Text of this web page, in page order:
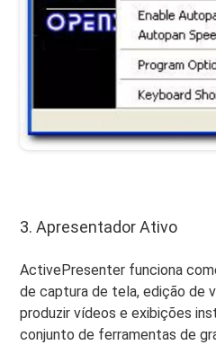
3. Apresentador Ativo
ActivePresenter funciona
de captura de tela, edição de
produzir vídeos e exibições
conjunto de ferramentas de